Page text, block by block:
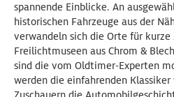
spannende Einblicke. An
historischen Fahrzeuge aus der
verwandeln sich die Orte für
Freilichtmuseen aus Chrom &
sind die vom Oldtimer-Experten
werden die einfahrenden